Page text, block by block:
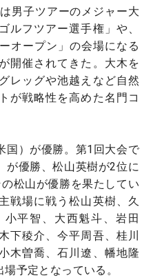
男子ツアーのメジャー大
ルフツアー選手権」や、
オープン」の会場になる
開催されてきた。大木を
レッグや池越えなど自然
が戦略性を高めた名門コ
国）が優勝。第1回大会で
が優勝、松山英樹が2位に
松山が優勝を果たしてい
戦場に戦う松山英樹、久
平智、大西魁斗、岩田
下稜介、今平周吾、桂川
木曽喬、石川遼、幡地隆
予定となっている。